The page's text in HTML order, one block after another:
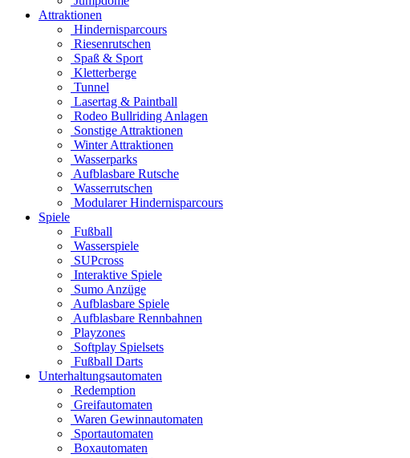
Attraktionen
Hindernisparcours
Riesenrutschen
Spaß & Sport
Kletterberge
Tunnel
Lasertag & Paintball
Rodeo Bullriding Anlagen
Sonstige Attraktionen
Winter Attraktionen
Wasserparks
Aufblasbare Rutsche
Wasserrutschen
Modularer Hindernisparcours
Spiele
Fußball
Wasserspiele
SUPcross
Interaktive Spiele
Sumo Anzüge
Aufblasbare Spiele
Aufblasbare Rennbahnen
Playzones
Softplay Spielsets
Fußball Darts
Unterhaltungsautomaten
Redemption
Greifautomaten
Waren Gewinnautomaten
Sportautomaten
Boxautomaten